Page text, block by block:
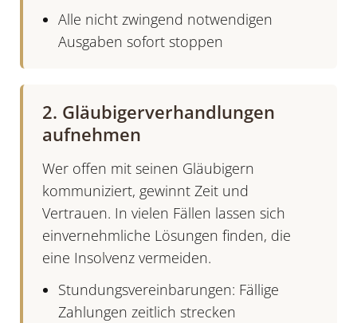
Alle nicht zwingend notwendigen
Ausgaben sofort stoppen
2. Gläubigerverhandlungen
aufnehmen
Wer offen mit seinen Gläubigern
kommuniziert, gewinnt Zeit und
Vertrauen. In vielen Fällen lassen sich
einvernehmliche Lösungen finden, die
eine Insolvenz vermeiden.
Stundungsvereinbarungen: Fällige
Zahlungen zeitlich strecken